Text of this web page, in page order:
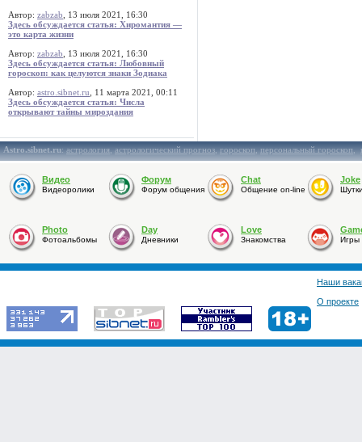
Автор: zabzab , 13 июля 2021, 16:30
Здесь обсуждается статья: Хиромантия —
это карта жизни
Автор: zabzab , 13 июля 2021, 16:30
Здесь обсуждается статья: Любовный
гороскоп: как целуются знаки Зодиака
Автор: astro.sibnet.ru , 11 марта 2021, 00:11
Здесь обсуждается статья: Числа
открывают тайны мироздания
Astro.sibnet.ru:астрология,астрологический прогноз,гороскоп,персональный гороскоп,
Видео
Видеоролики
Форум
Форум общения
Chat
Общение on-line
Joke
Photo
Фотоальбомы
Day
Дневники
Love
Знакомства Игры
Наши
О проекте